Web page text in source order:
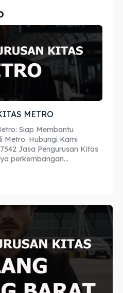
METRO
Siap Membantu
Metro. Hubungi Kami
Kitas
perkembangan...